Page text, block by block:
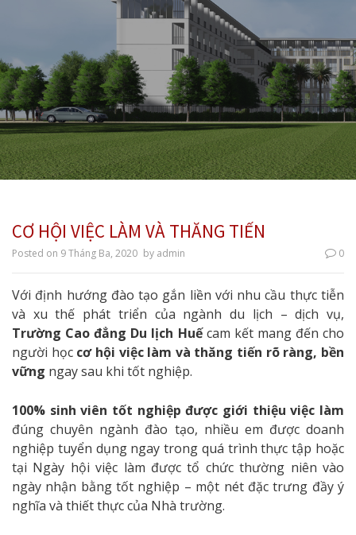
CƠ HỘI VIỆC LÀM VÀ THĂNG TIẾN
Posted on 9 Tháng Ba, 2020 by admin 0
Với định hướng đào tạo gắn liền với nhu cầu thực tiễn
và xu thế phát triển của ngành du lịch – dịch vụ,
Trường Cao đẳng Du lịch Huếcam kết mang đến cho
người học cơ hội việc làm và thăng tiến rõ ràng, bền
vững ngay sau khi tốt nghiệp.
100% sinh viên tốt nghiệp được giới thiệu việc làm
đúng chuyên ngành đào tạo, nhiều em được doanh
nghiệp tuyển dụng ngay trong quá trình thực tập hoặc
tại Ngày hội việc làm được tổ chức thường niên vào
ngày nhận bằng tốt nghiệp – một nét đặc trưng đầy ý
nghĩa và thiết thực của Nhà trường.